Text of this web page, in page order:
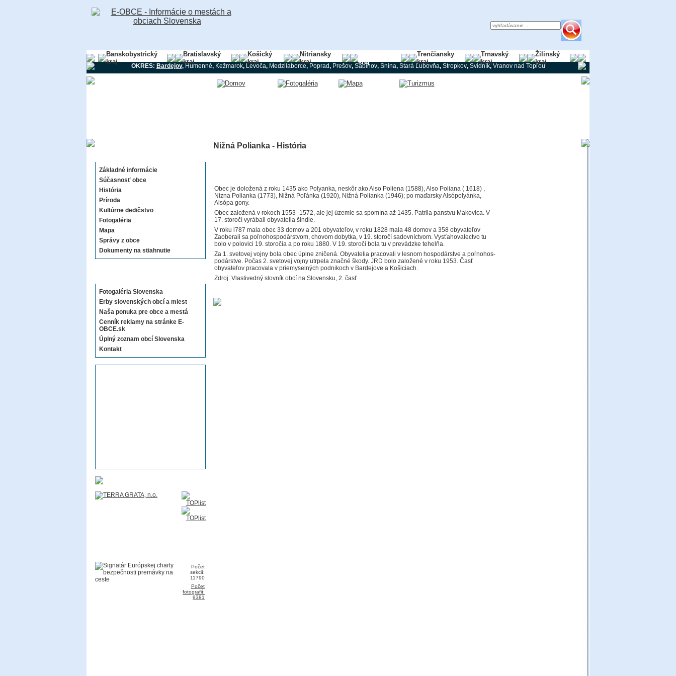
Banskobystrický
kraj
Bratislavský
kraj
Košický
kraj
Nitriansky
kraj
kraj
Trenčiansky
kraj
Trnavský
kraj
Žilinský
kraj
OKRES: Bardejov, Humenné, Kežmarok, Levoča, Medzilaborce,Poprad, Prešov, Sabinov, Snina, Stará Ľubovňa, Stropkov, Svidník,Vranov nad Topľou
Základné informácie
Súčasnosť obce
História
Príroda
Kultúrne dedičstvo
Fotogaléria
Mapa
Správy z obce
Dokumenty na stiahnutie
Fotogaléria Slovenska
Erby slovenských obcí a miest
Naša ponuka pre obce a mestá
Cenník reklamy na stránke E-
OBCE.sk
Úplný zoznam obcí Slovenska
Kontakt
Počet
sekcií:
11790
Počet
fotografií:
9381
Nižná Polianka - História
Obec je doložená z roku 1435 ako Polyanka, neskôr ako Also Poliena (1588), Also Poliana ( 1618) ,
Nizna Polianka (1773), Nižná Poľánka (1920), Nižná Polianka (1946); po maďarsky Alsópolyánka,
Alsópa gony.
Obec založená v rokoch 1553 -1572, ale jej územie sa spomína až 1435. Patrila panstvu Makovica. V
17. storočí vyrábali obyvatelia šindle.
V roku l787 mala obec 33 domov a 201 obyvateľov, v roku 1828 mala 48 domov a 358 obyvateľov
Zaoberali sa poľnohospodárstvom, chovom dobyt­ka, v 19. storočí sadovníctvom. Vysťahovalectvo tu
bolo v polovici 19. storočia a po roku 1880. V 19. storočí bola tu v prevádzke tehelňa.
Za 1. svetovej vojny bola obec úplne zniče­ná. Obyvatelia pracovali v lesnom hospodárstve a poľnohos­
podárstve. Počas 2. svetovej vojny utrpela značné ško­dy. JRD bolo založené v roku 1953. Časť
obyvateľov pracovala v priemyselných podnikoch v Bardejove a Košiciach.
Zdroj: Vlastivedný slovník obcí na Slovensku, 2. časť